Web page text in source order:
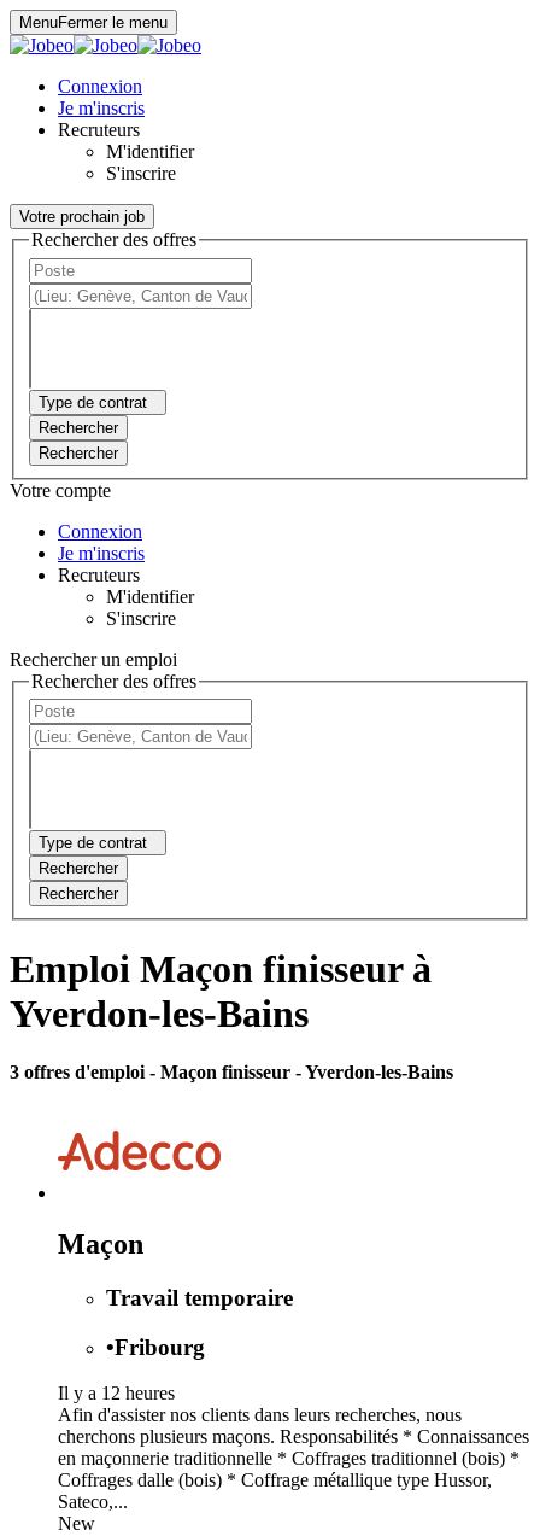
MenuFermer le menu
Connexion
Je m'inscris
Recruteurs
M'identifier
S'inscrire
Votre prochain job
Rechercher des offres
Type de contrat
Rechercher
Rechercher
Votre compte
Connexion
Je m'inscris
Recruteurs
M'identifier
S'inscrire
Rechercher un emploi
Rechercher des offres
Type de contrat
Rechercher
Rechercher
Emploi Maçon finisseur à
Yverdon-les-Bains
3 offres d'emploi - Maçon finisseur - Yverdon-les-Bains
Maçon
Travail temporaire
•Fribourg
Il y a 12 heures
Afin d'assister nos clients dans leurs recherches, nous
cherchons plusieurs maçons. Responsabilités * Connaissances
en maçonnerie traditionnelle * Coffrages traditionnel (bois) *
Coffrages dalle (bois) * Coffrage métallique type Hussor,
Sateco,...
New
Panneau de gestion des cookies